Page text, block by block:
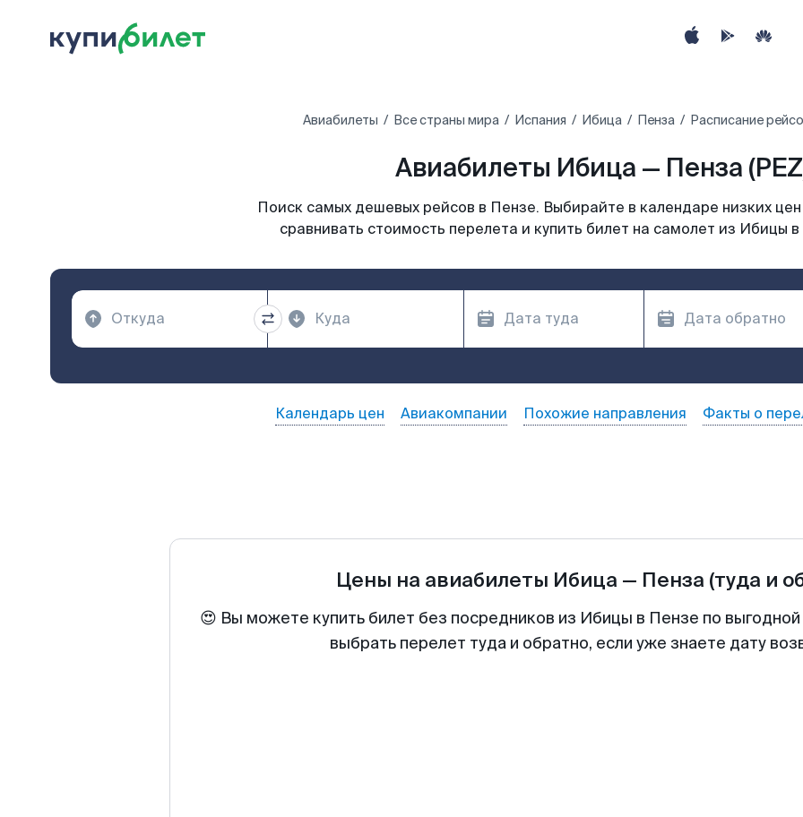
Авиабилеты Все страны мира Испания Ибица Пенза Расписание
Авиабилеты Ибица — Пенза
Поиск самых дешевых рейсов в Пензе. Выбирайте в календаре низких
сравнивать стоимость перелета и купить билет на самолет из Ибицы
Календарь цен Авиакомпании Похожие направления Факты о
Цены на авиабилеты Ибица — Пенза (туда и
😍 Вы можете купить билет без посредников из Ибицы в Пензе по
выбрать перелет туда и обратно, если уже знаете дату